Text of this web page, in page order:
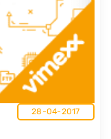
28-04-2017